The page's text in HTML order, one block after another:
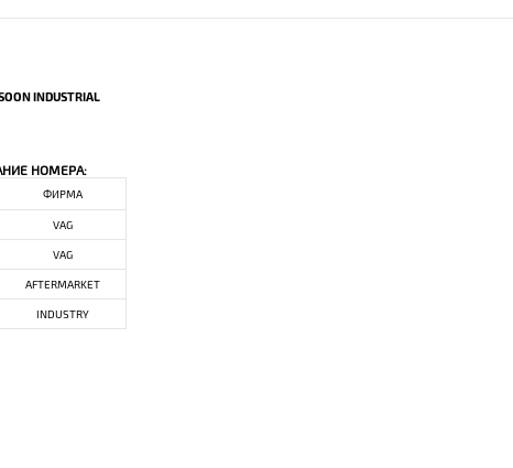
INDUSTRIAL
НОМЕРА:
ФИРМА
VAG
VAG
AFTERMARKET
INDUSTRY